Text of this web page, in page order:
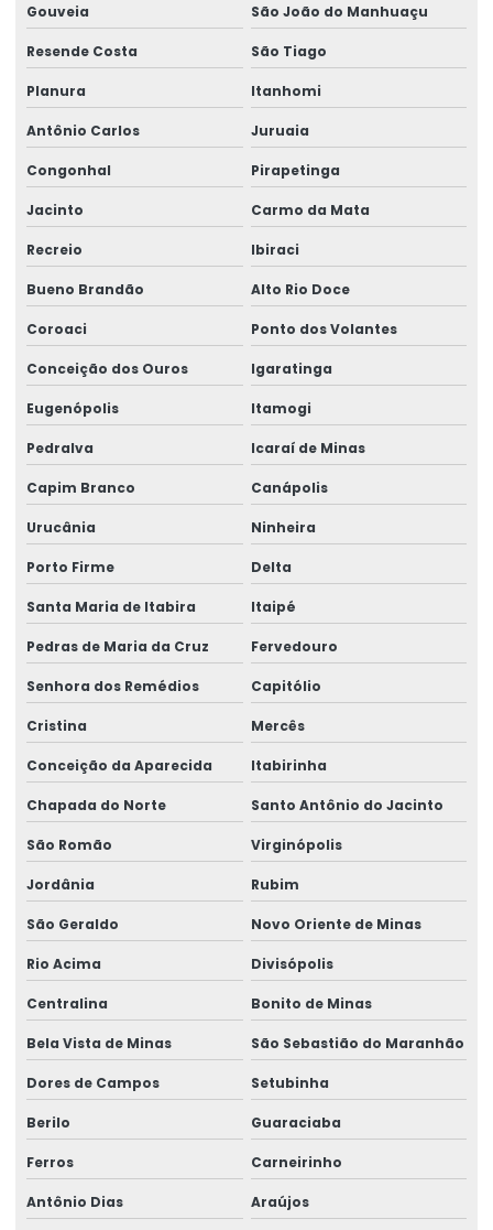
Gouveia São João do Manhuaçu
Resende Costa São Tiago
Planura Itanhomi
Antônio Carlos Juruaia
Congonhal Pirapetinga
Jacinto Carmo da Mata
Recreio Ibiraci
Bueno Brandão Alto Rio Doce
Coroaci Ponto dos Volantes
Conceição dos Ouros Igaratinga
Eugenópolis Itamogi
Pedralva Icaraí de Minas
Capim Branco Canápolis
Urucânia Ninheira
Porto Firme Delta
Santa Maria de Itabira Itaipé
Pedras de Maria da Cruz Fervedouro
Senhora dos Remédios Capitólio
Cristina Mercês
Conceição da Aparecida Itabirinha
Chapada do Norte Santo Antônio do Jacinto
São Romão Virginópolis
Jordânia Rubim
São Geraldo Novo Oriente de Minas
Rio Acima Divisópolis
Centralina Bonito de Minas
Bela Vista de Minas São Sebastião do Maranhão
Dores de Campos Setubinha
Berilo Guaraciaba
Ferros Carneirinho
Antônio Dias Araújos